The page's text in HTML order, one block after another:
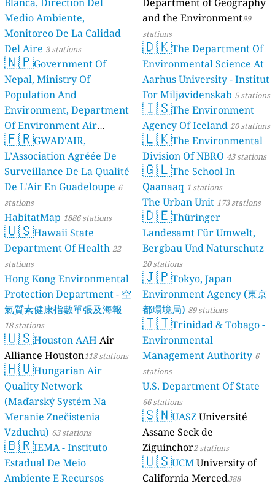
Medio Ambiente,
Monitoreo De La Calidad
Del Aire 3 stations
🇳🇵Government Of
Nepal, Ministry Of
Population And
Environment, Department
Of Environment Air
Quality Monitoring
stations
🇫🇷GWAD'AIR,
L’Association Agréée De
Surveillance De La Qualité
De L'Air En Guadeloupe 6
stations
HabitatMap 1886 stations
🇺🇸Hawaii State
Department Of Health 22
stations
Hong Kong Environmental
Protection Department - 空
氣質素健康指數單張及海報
18 stations
🇺🇸Houston AAH Air
Alliance Houston118 stations
🇭🇺Hungarian Air
Quality Network
(Maďarský Systém Na
Meranie Znečistenia
Vzduchu) 63 stations
🇧🇷IEMA - Instituto
Estadual De Meio
Ambiente E Recursos
and the Environment99
stations
🇩🇰The Department Of
Environmental Science At
Aarhus University - Institut
For Miljøvidenskab 5 stations
🇮🇸The Environment
Agency Of Iceland 20 stations
🇱🇰The Environmental
Division Of NBRO 43 stations
🇬🇱The School In
Qaanaaq 1 stations
The Urban Unit 173 stations
🇩🇪Thüringer
Landesamt Für Umwelt,
Bergbau Und Naturschutz
20 stations
🇯🇵Tokyo, Japan
Environment Agency (東京
都環境局) 89 stations
🇹🇹Trinidad & Tobago -
Environmental
Management Authority 6
stations
U.S. Department Of State
66 stations
🇸🇳UASZUniversité
Assane Seck de
Ziguinchor2 stations
🇺🇸UCMUniversity of
California Merced388